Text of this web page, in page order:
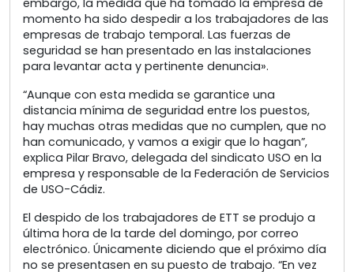
embargo, la medida que ha tomado la empresa de
momento ha sido despedir a los trabajadores de las
empresas de trabajo temporal. Las fuerzas de
seguridad se han presentado en las instalaciones
para levantar acta y pertinente denuncia».
“Aunque con esta medida se garantice una
distancia mínima de seguridad entre los puestos,
hay muchas otras medidas que no cumplen, que no
han comunicado, y vamos a exigir que lo hagan”,
explica Pilar Bravo, delegada del sindicato USO en la
empresa y responsable de la Federación de Servicios
de USO-Cádiz.
El despido de los trabajadores de ETT se produjo a
última hora de la tarde del domingo, por correo
electrónico. Únicamente diciendo que el próximo día
no se presentasen en su puesto de trabajo. “En vez